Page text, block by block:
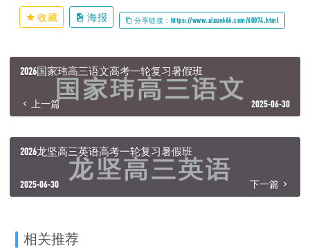
收藏 海报 分享链接：https://www.aixue666.com/60074.html
2026国家玮高三语文高考一轮复习暑假班
上一篇 2025-06-30
2026龙坚高三英语高考一轮复习暑假班
2025-06-30 下一篇
相关推荐